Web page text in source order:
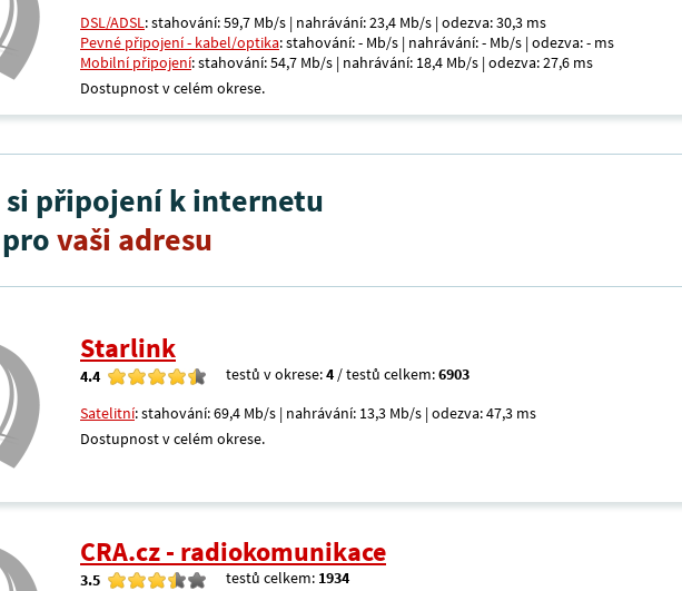
DSL/ADSL: stahování: 59,7 Mb/s | nahrávání: 23,4 Mb/s | odezva: 30,3 ms
Pevné připojení - kabel/optika: stahování: - Mb/s | nahrávání: - Mb/s | odezva: - ms
Mobilní připojení: stahování: 54,7 Mb/s | nahrávání: 18,4 Mb/s | odezva: 27,6 ms
Dostupnost v celém okrese.
si připojení k internetu
provaši adresu
Starlink
4.4 testů v okrese:4 / testů celkem:6903
Satelitní: stahování: 69,4 Mb/s | nahrávání: 13,3 Mb/s | odezva: 47,3 ms
Dostupnost v celém okrese.
CRA.cz - radiokomunikace
3.5 testů celkem: 1934